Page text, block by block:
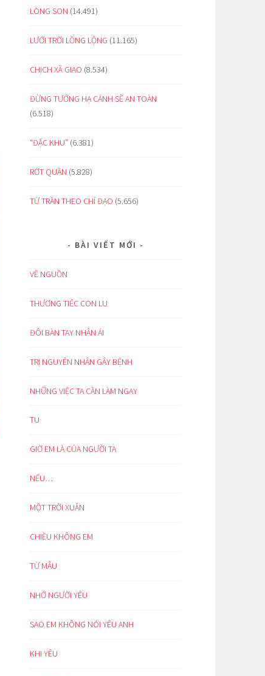
LÒNG SON (14.491)
LƯỚI TRỜI LỒNG LỘNG (11.165)
CHỊCH XÃ GIAO (8.534)
ĐỪNG TƯỞNG HẠ CÁNH SẼ AN TOÀN
(6.518)
“ĐẶC KHU” (6.381)
RỚT QUẦN (5.828)
TỪ TRẦN THEO CHỈ ĐẠO (5.656)
BÀI VIẾT MỚI
VỀ NGUỒN
THƯƠNG TIẾC CON LU
ĐÔI BÀN TAY NHÂN ÁI
TRỊ NGUYÊN NHÂN GÂY BỆNH
NHỮNG VIỆC TA CẦN LÀM NGAY
TU
GIỜ EM LÀ CỦA NGƯỜI TA
NẾU…
MỘT TRỜI XUÂN
CHIỀU KHÔNG EM
TỪ MẪU
NHỚ NGƯỜI YÊU
SAO EM KHÔNG NÓI YÊU ANH
KHI YÊU